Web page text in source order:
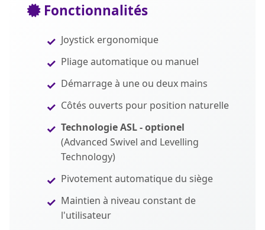
Fonctionnalités
Joystick ergonomique
Pliage automatique ou manuel
Démarrage à une ou deux mains
Côtés ouverts pour position naturelle
Technologie ASL - optionel
(Advanced Swivel and Levelling
Technology)
Pivotement automatique du siège
Maintien à niveau constant de
l'utilisateur